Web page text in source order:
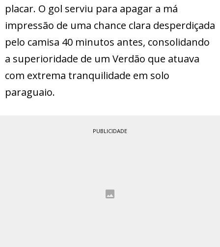
placar. O gol serviu para apagar a má
impressão de uma chance clara desperdiçada
pelo camisa 40 minutos antes, consolidando
a superioridade de um Verdão que atuava
com extrema tranquilidade em solo
paraguaio.
PUBLICIDADE